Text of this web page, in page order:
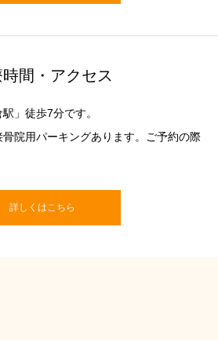
間・アクセス
」徒歩7分です。
院用パーキングあります。ご予約の際
詳しくはこちら